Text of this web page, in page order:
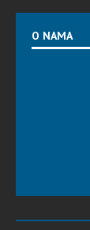
O NAMA